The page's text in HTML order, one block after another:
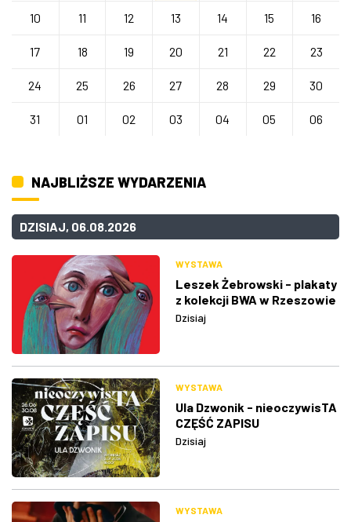
10 11 12 13 14 15 16
17 18 19 20 21 22 23
24 25 26 27 28 29 30
31 01 02 03 04 05 06
NAJBLIŻSZE WYDARZENIA
DZISIAJ, 06.08.2026
WYSTAWA
Leszek Żebrowski - plakaty
z kolekcji BWA w Rzeszowie
Dzisiaj
WYSTAWA
Ula Dzwonik - nieoczywisTA
CZĘŚĆ ZAPISU
Dzisiaj
WYSTAWA